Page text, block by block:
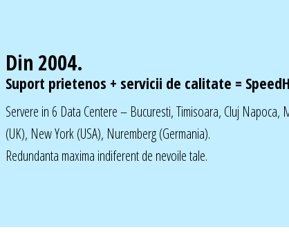
Din 2004.
Suport prietenos + servicii de calitate =
Servere in 6 Data Centere – Bucuresti, Timisoara, Cluj Napoca,
(UK), New York (USA), Nuremberg (Germania).
Redundanta maxima indiferent de nevoile tale.